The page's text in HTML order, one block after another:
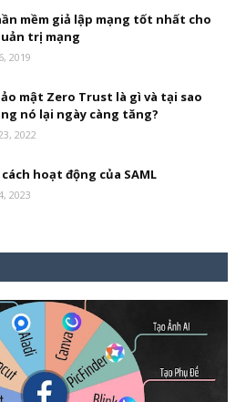
mềm giả lập mạng tốt nhất cho
trị mạng
2019
mật Zero Trust là gì và tại sao
nó lại ngày càng tăng?
2022
hoạt động của SAML
2023